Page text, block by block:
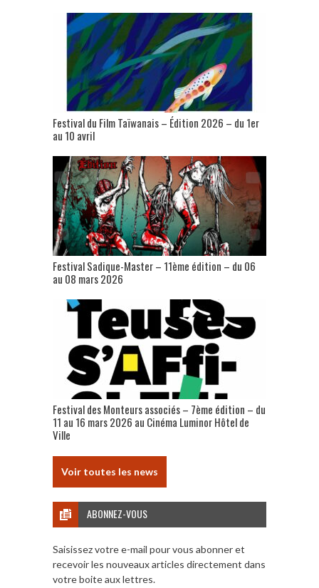
Festival du Film Taïwanais – Édition 2026 – du 1er
au 10 avril
Festival Sadique-Master – 11ème édition – du 06
au 08 mars 2026
Festival des Monteurs associés – 7ème édition – du
11 au 16 mars 2026 au Cinéma Luminor Hôtel de
Ville
Voir toutes les news
ABONNEZ-VOUS
Saisissez votre e-mail pour vous abonner et
recevoir les nouveaux articles directement dans
votre boite aux lettres.